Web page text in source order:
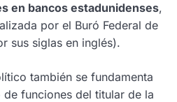
en bancos estadunidenses,
por el Buró Federal de
sus siglas en inglés).
también se fundamenta
funciones del titular de la